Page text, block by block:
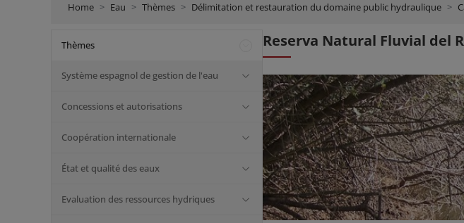
Home Eau Thèmes Délimitation et restauration du domaine public hydraulique
Thèmes
Système espagnol de gestion de l'eau
Concessions et autorisations
Coopération internationale
État et qualité des eaux
Evaluation des ressources hydriques
Reserva Natural Fluvial del